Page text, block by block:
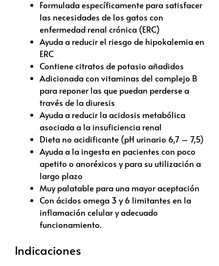
Formulada específicamente para satisfacer
las necesidades de los gatos con
enfermedad renal crónica (ERC)
Ayuda a reducir el riesgo de hipokalemia en
ERC
Contiene citratos de potasio añadidos
Adicionada con vitaminas del complejo B
para reponer las que puedan perderse a
través de la diuresis
Ayuda a reducir la acidosis metabólica
asociada a la insuficiencia renal
Dieta no acidificante (pH urinario 6,7 – 7,5)
Ayuda a la ingesta en pacientes con poco
apetito o anoréxicos y para su utilización a
largo plazo
Muy palatable para una mayor aceptación
Con ácidos omega 3 y 6 limitantes en la
inflamación celular y adecuado
funcionamiento.
Indicaciones